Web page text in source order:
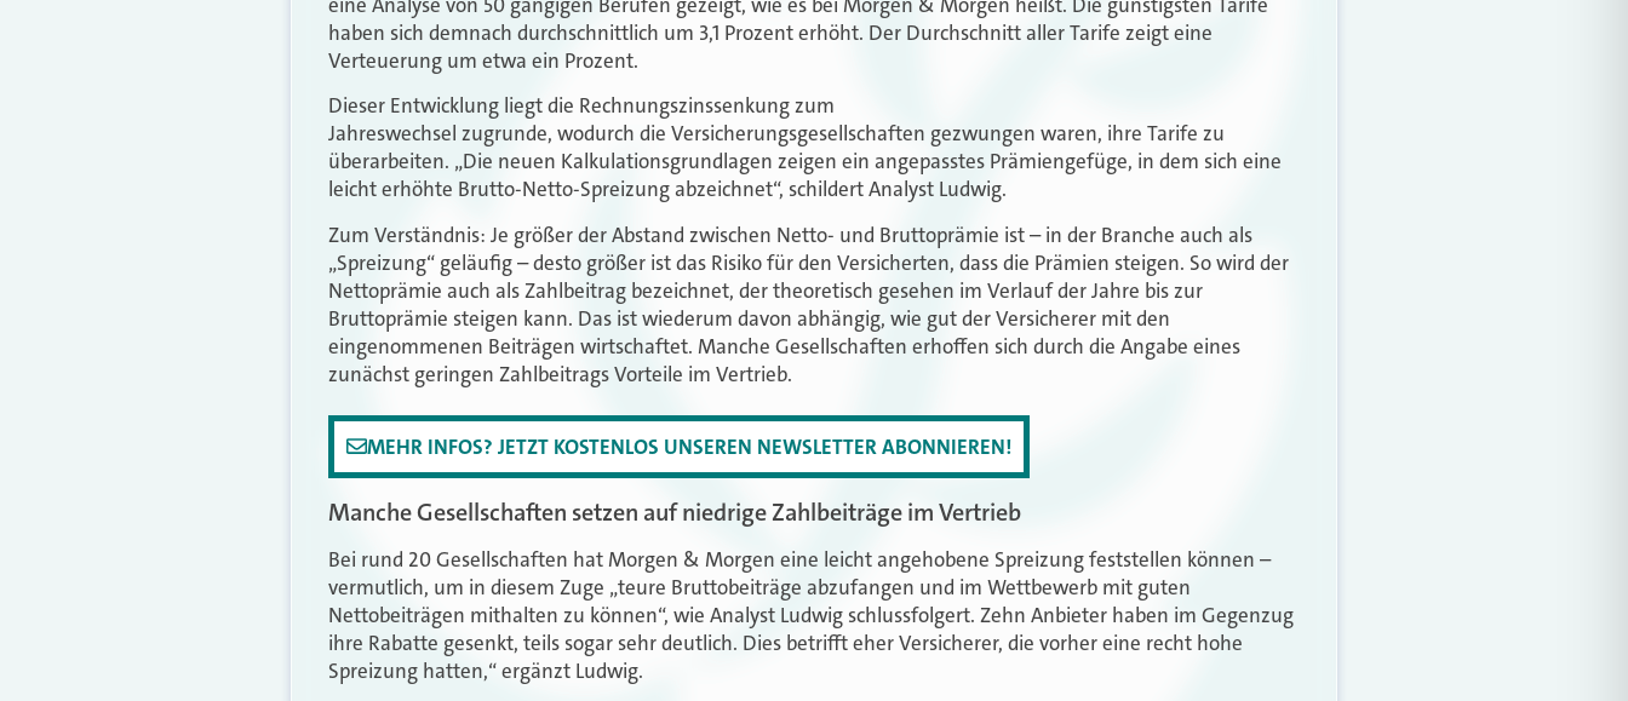
haben sich demnach durchschnittlich um 3,1 Prozent erhöht. Der Durchschnitt aller Tarife zeigt eine
Verteuerung um etwa ein Prozent.
Dieser Entwicklung liegt die Rechnungszinssenkung zum
Jahreswechsel zugrunde, wodurch die Versicherungsgesellschaften gezwungen waren, ihre Tarife zu
überarbeiten. „Die neuen Kalkulationsgrundlagen zeigen ein angepasstes Prämiengefüge, in dem sich eine
leicht erhöhte Brutto-Netto-Spreizung abzeichnet“, schildert Analyst Ludwig.
Zum Verständnis: Je größer der Abstand zwischen Netto- und Bruttoprämie ist – in der Branche auch als
„Spreizung“ geläufig – desto größer ist das Risiko für den Versicherten, dass die Prämien steigen. So wird der
Nettoprämie auch als Zahlbeitrag bezeichnet, der theoretisch gesehen im Verlauf der Jahre bis zur
Bruttoprämie steigen kann. Das ist wiederum davon abhängig, wie gut der Versicherer mit den
eingenommenen Beiträgen wirtschaftet. Manche Gesellschaften erhoffen sich durch die Angabe eines
zunächst geringen Zahlbeitrags Vorteile im Vertrieb.
MEHR INFOS? JETZT KOSTENLOS UNSEREN NEWSLETTER ABONNIEREN!
Manche Gesellschaften setzen auf niedrige Zahlbeiträge im Vertrieb
Bei rund 20 Gesellschaften hat Morgen & Morgen eine leicht angehobene Spreizung feststellen können –
vermutlich, um in diesem Zuge „teure Bruttobeiträge abzufangen und im Wettbewerb mit guten
Nettobeiträgen mithalten zu können“, wie Analyst Ludwig schlussfolgert. Zehn Anbieter haben im Gegenzug
ihre Rabatte gesenkt, teils sogar sehr deutlich. Dies betrifft eher Versicherer, die vorher eine recht hohe
Spreizung hatten,“ ergänzt Ludwig.